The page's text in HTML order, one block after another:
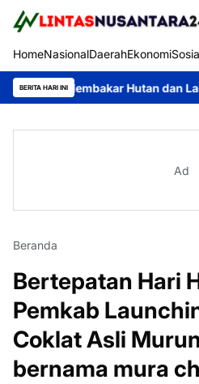
HomeNasionalDaerahEkonomi
BERITA HARI INIHutan dan Lahan
Ad
Beranda
Bertepatan Hari
Pemkab
Coklat Asli
bernama mura